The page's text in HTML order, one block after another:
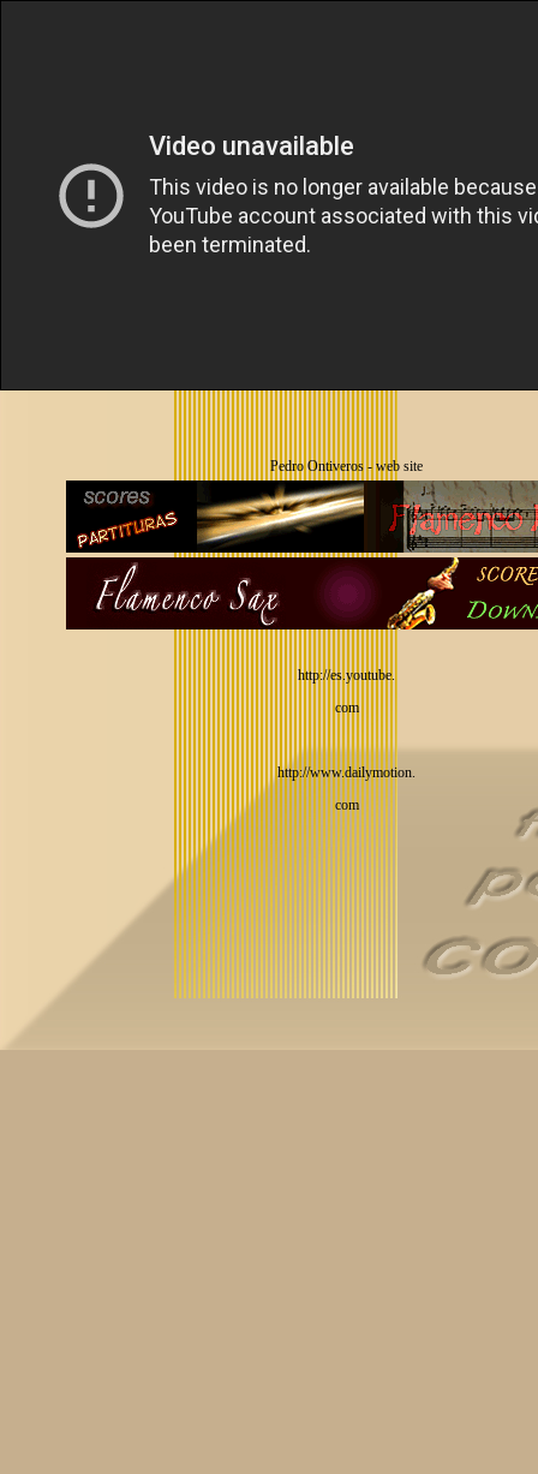
Pedro Ontiveros - web site
http://es.youtube.
com
http://www.dailymotion.
com